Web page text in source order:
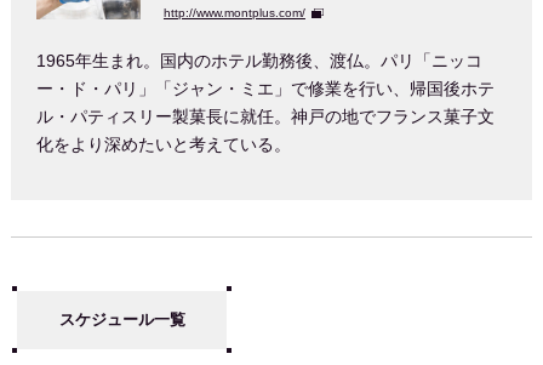
http://www.montplus.com/
1965年生まれ。国内のホテル勤務後、渡仏。パリ「ニッコ
ー・ド・パリ」「ジャン・ミエ」で修業を行い、帰国後ホテ
ル・パティスリー製菓長に就任。神戸の地でフランス菓子文
化をより深めたいと考えている。
スケジュール一覧